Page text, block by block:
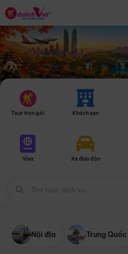
Tour trọn gói Khách sạn
Visa Xe đưa đón
Nội địa Trung Quốc